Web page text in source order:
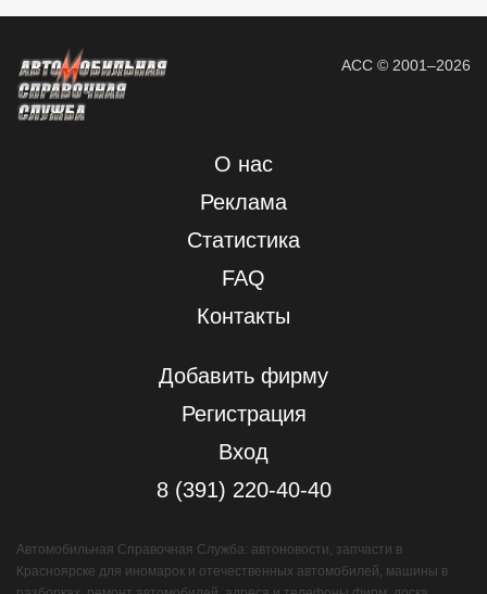
АСС © 2001–2026
О нас
Реклама
Статистика
FAQ
Контакты
Добавить фирму
Регистрация
Вход
8 (391) 220-40-40
Автомобильная Справочная Служба: автоновости, запчасти в
Красноярске для иномарок и отечественных автомобилей, машины в